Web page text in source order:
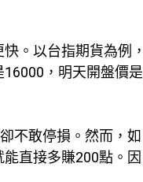
。以台指期貨為例，
，明天開盤價是
不敢停損。然而，如
直接多賺200點。因